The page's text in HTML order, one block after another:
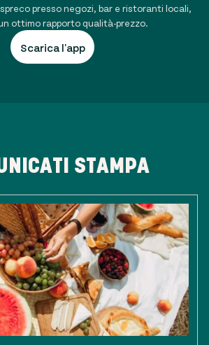
presso negozi, bar e ristoranti locali,
ottimo rapporto qualità-prezzo.
Scarica l'app
STAMPA